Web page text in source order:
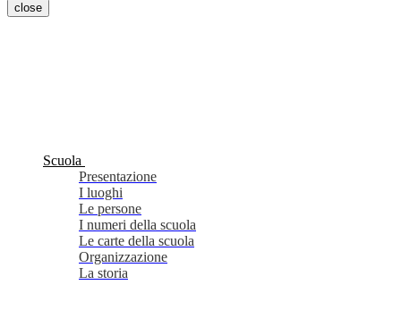
close
Scuola
Presentazione
I luoghi
Le persone
I numeri della scuola
Le carte della scuola
Organizzazione
La storia